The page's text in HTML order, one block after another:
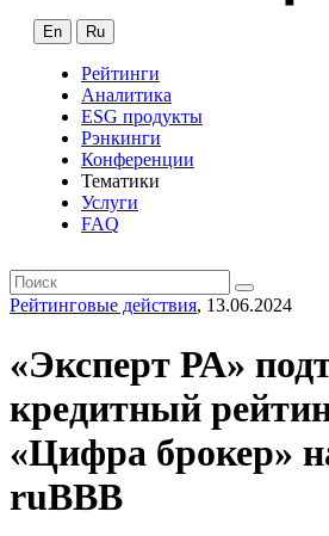
En Ru
Рейтинги
Аналитика
ESG продукты
Рэнкинги
Конференции
Тематики
Услуги
FAQ
Рейтинговые действия, 13.06.2024
«Эксперт РА»
кредитный
«Цифра брокер»
ruВВВ